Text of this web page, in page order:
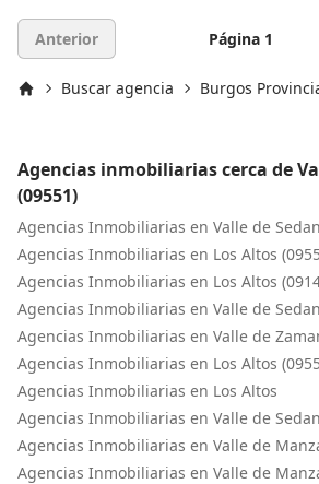
Anterior Página 1
Buscar agencia Burgos
Agencias inmobiliarias cerca de
(09551)
Agencias Inmobiliarias en Valle de
Agencias Inmobiliarias en Los Altos
Agencias Inmobiliarias en Los Altos
Agencias Inmobiliarias en Valle de
Agencias Inmobiliarias en Valle de
Agencias Inmobiliarias en Los Altos
Agencias Inmobiliarias en Los Altos
Agencias Inmobiliarias en Valle de
Agencias Inmobiliarias en Valle de
Agencias Inmobiliarias en Valle de